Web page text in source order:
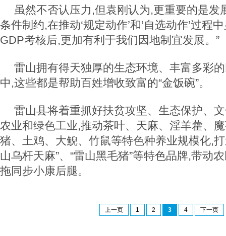
虽然不否认压力,但袁刚认为,更重要的是发
条件制约,在推动‘规定动作’和‘自选动作’过程
GDP考核后,更加有利于我们因地制宜发展。”
雷山拥有得天独厚的生态环境、丰富多彩
中,这些都是帮助百姓增收致富的“金饭碗”。
雷山县将着重抓好扶贫攻坚、生态保护、
农业和绿色工业,推动茶叶、天麻、淫羊藿、
猪、土鸡、大鲵、竹鼠等特色种养业规模化,打
山乌杆天麻”、“雷山黑毛猪”等特色品牌,带动
拖同步小康后腿。
上一页 1 2 3 4 下一页